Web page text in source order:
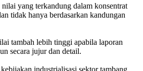
yang terkandung dalam konsentrat
tidak hanya berdasarkan kandungan
tambah lebih tinggi apabila laporan
secara jujur dan detail.